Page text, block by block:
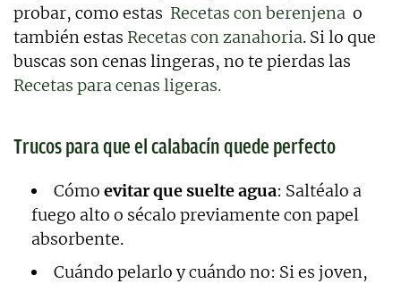
probar, como estas Recetas con berenjena o
también estas Recetas con zanahoria. Si lo que
buscas son cenas lingeras, no te pierdas las
Recetas para cenas ligeras.
Trucos para que el calabacín quede perfecto
Cómo evitar que suelte agua: Saltéalo a
fuego alto o sécalo previamente con papel
absorbente.
Cuándo pelarlo y cuándo no: Si es joven,